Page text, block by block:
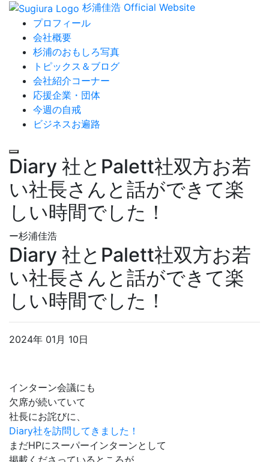
杉浦佳浩 Official Website
プロフィール
会社概要
杉浦のおもしろ写真
トピックス＆ブログ
会社紹介コーナー
応援企業・団体
今週の自戒
ビジネスお遍路
Diary 社とPalett社双方お若
い社長さんと話ができて楽
しい時間でした！
ー杉浦佳浩
Diary 社とPalett社双方お若
い社長さんと話ができて楽
しい時間でした！
2024年 01月 10日
インターン会議にも
欠席が続いていて
社長にお詫びに、
Diary社を訪問してきました！
まだHPにスーパーインターンとして
掲載くださっているところが